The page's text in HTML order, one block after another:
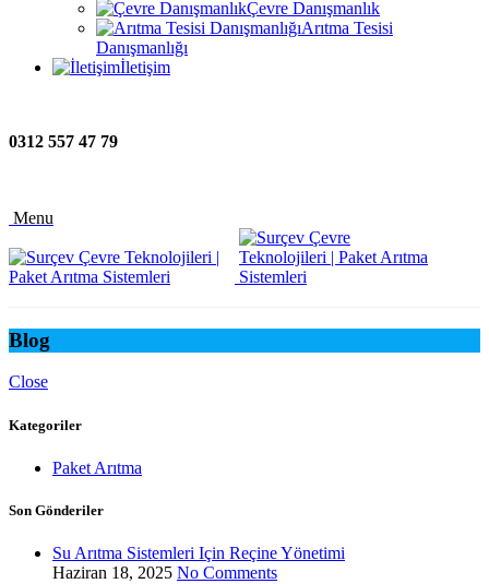
Çevre Danışmanlık
Arıtma Tesisi
Danışmanlığı
İletişim
0312 557 47 79
Menu
Blog
Close
Kategoriler
Paket Arıtma
Son Gönderiler
Su Arıtma Sistemleri Için Reçine Yönetimi
Haziran 18, 2025 No Comments